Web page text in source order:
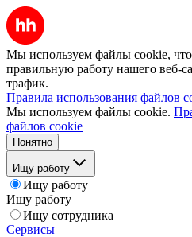
Мы используем файлы cookie,
правильную работу нашего веб-
трафик.
Правила использования файлов
Мы используем файлы cookie.
файлов cookie
Понятно
Ищу работу
Ищу работу
Ищу работу
Ищу сотрудника
Сервисы